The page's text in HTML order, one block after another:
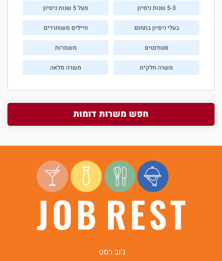
5-3 שנות ניסיון מעל 5 שנות ניסיון
בעלי ניסיון בתחום חיילים משוחררים
סטודנטים משמרות
משרה חלקית משרה מלאה
חפש משרות דומות
ג'וב רסט